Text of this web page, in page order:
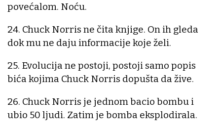
povećalom. Noću.
24. Chuck Norris ne čita knjige. On ih gleda
dok mu ne daju informacije koje želi.
25. Evolucija ne postoji, postoji samo popis
bića kojima Chuck Norris dopušta da žive.
26. Chuck Norris je jednom bacio bombu i
ubio 50 ljudi. Zatim je bomba eksplodirala.